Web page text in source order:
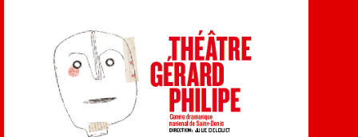
principal